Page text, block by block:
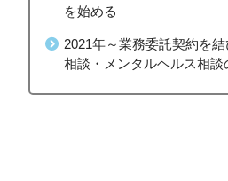
を始める
2021年～業務委託契約を
相談・メンタルヘルス相談